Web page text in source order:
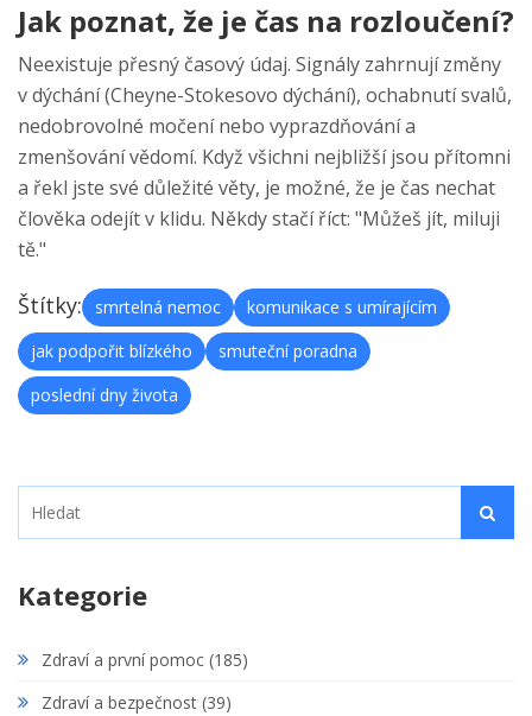
Jak poznat, že je čas na rozloučení?
Neexistuje přesný časový údaj. Signály zahrnují změny
v dýchání (Cheyne-Stokesovo dýchání), ochabnutí svalů,
nedobrovolné močení nebo vyprazdňování a
zmenšování vědomí. Když všichni nejbližší jsou přítomni
a řekl jste své důležité věty, je možné, že je čas nechat
člověka odejít v klidu. Někdy stačí říct: "Můžeš jít, miluji
tě."
Štítky: smrtelná nemoc
komunikace s umírajícím
jak podpořit blízkého
smuteční poradna
poslední dny života
Kategorie
Zdraví a první pomoc (185)
Zdraví a bezpečnost (39)